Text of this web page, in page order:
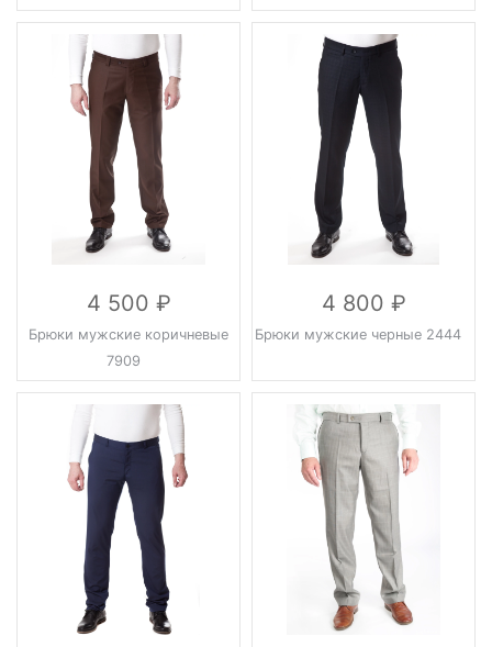
4 500
Брюки мужские коричневые
7909
4 800
Брюки мужские черные 2444